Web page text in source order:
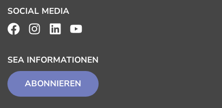
SOCIAL MEDIA
SEA INFORMATIONEN
ABONNIEREN